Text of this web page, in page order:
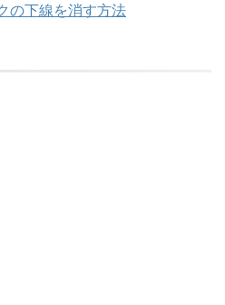
の下線を消す方法